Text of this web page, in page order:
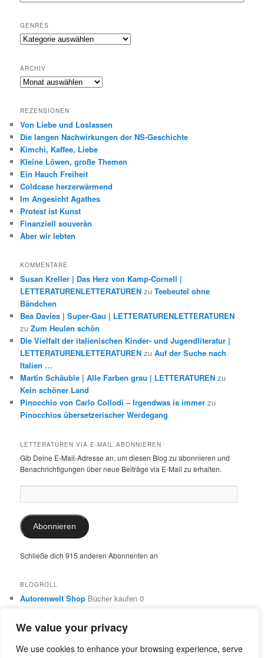
We value your privacy
We use cookies to enhance your browsing experience, serve
GENRES
Genres
ARCHIV
Archiv
REZENSIONEN
Von Liebe und Loslassen
Die langen Nachwirkungen der NS-Geschichte
Kimchi, Kaffee, Liebe
Kleine Löwen, große Themen
Ein Hauch Freiheit
Coldcase herzerwärmend
Im Angesicht Agathes
Protest ist Kunst
Finanziell souverän
Aber wir lebten
KOMMENTARE
Susan Kreller | Das Herz von Kamp-Cornell |
LETTERATURENLETTERATUREN zuTeebeutel ohne
Bändchen
Bea Davies | Super-Gau | LETTERATURENLETTERATUREN
zuZum Heulen schön
Die Vielfalt der italienischen Kinder- und Jugendliteratur |
LETTERATURENLETTERATUREN zuAuf der Suche nach
Italien …
Martin Schäuble | Alle Farben grau | LETTERATUREN zu
Kein schöner Land
Pinocchio von Carlo Collodi – Irgendwas is immer zu
Pinocchios übersetzerischer Werdegang
LETTERATUREN VIA E-MAIL ABONNIEREN
Gib Deine E-Mail-Adresse an, um diesen Blog zu abonnieren und
Benachrichtigungen über neue Beiträge via E-Mail zu erhalten.
Mail-
Adresse:
Abonnieren
Schließe dich 915 anderen Abonnenten an
BLOGROLL
Autorenwelt Shop Bücher kaufen 0
0
Dr. Ulrike SchimmingÜbersetzungen aus dem Italienischen
und Englischen 0